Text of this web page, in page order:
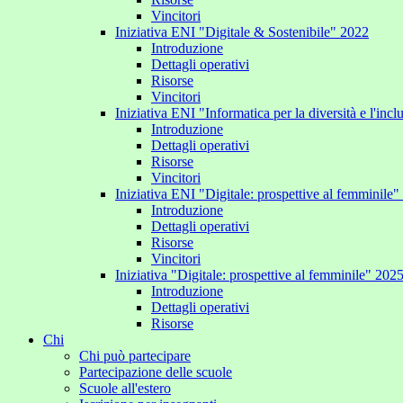
Vincitori
Iniziativa ENI "Digitale & Sostenibile" 2022
Introduzione
Dettagli operativi
Risorse
Vincitori
Iniziativa ENI "Informatica per la diversità e
Introduzione
Dettagli operativi
Risorse
Vincitori
Iniziativa ENI "Digitale: prospettive al femminile"
Introduzione
Dettagli operativi
Risorse
Vincitori
Iniziativa "Digitale: prospettive al femminile" 2025
Introduzione
Dettagli operativi
Risorse
Chi
Chi può partecipare
Partecipazione delle scuole
Scuole all'estero